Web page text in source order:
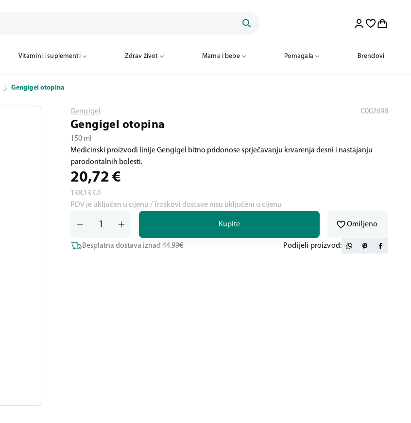
Vitamini i suplementi Zdrav život Mame i bebe Pomagala Brendovi
Gengigel otopina
Gengigel C002698
Gengigel otopina
150 ml
Medicinski proizvodi linije Gengigel bitno pridonose sprječavanju krvarenja desni i nastajanju
parodontalnih bolesti.
20,72 €
138,13 €/l
PDV je uključen u cijenu / Troškovi dostave nisu uključeni u cijenu
Kupite Omiljeno
Besplatna dostava iznad 44.99€ Podijeli proizvod: